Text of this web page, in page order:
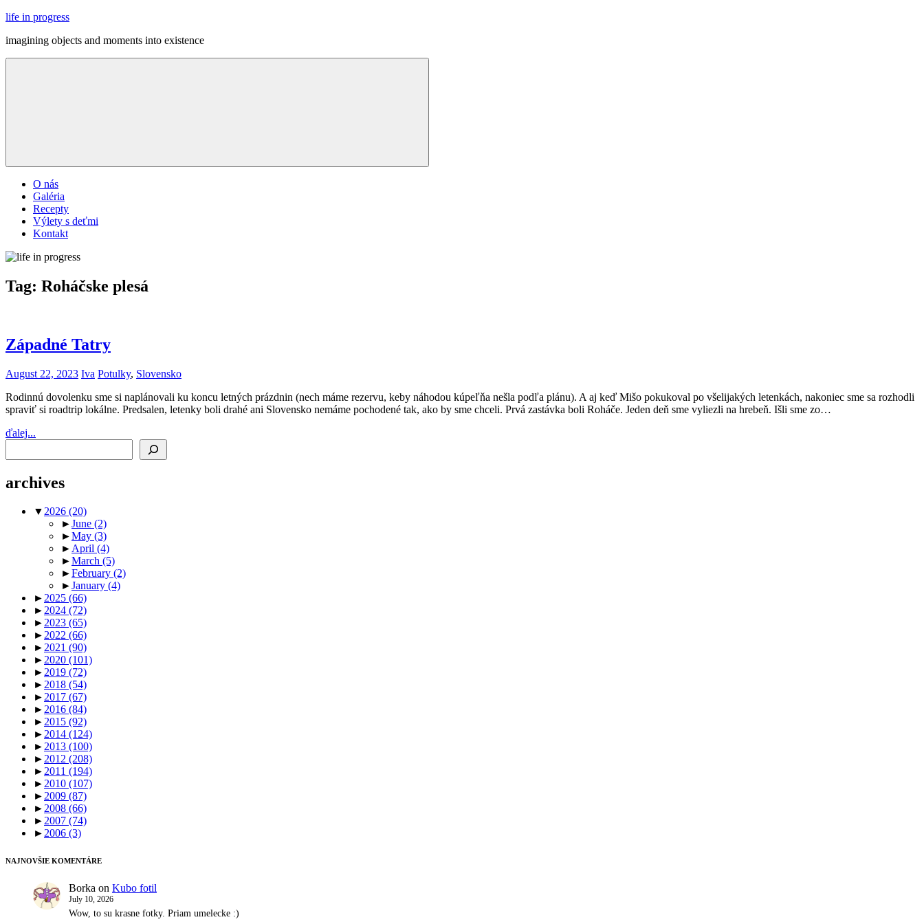
Skip
content
life in progress
imagining objects and moments into existence
Menu
O nás
Galéria
Recepty
Výlety s deťmi
Kontakt
Tag: Roháčske plesá
Západné Tatry
August 22, 2023 Iva Potulky, Slovensko
Rodinnú dovolenku sme si naplánovali ku koncu letných prázdnin (nech máme rezervu, keby náhodou kúpeľňa nešla podľa plánu). A aj keď Mišo pokukoval po všelijakých letenkách, nakoniec sme sa rozhodli
spraviť si roadtrip lokálne. Predsalen, letenky boli drahé ani Slovensko nemáme pochodené tak, ako by sme chceli. Prvá zastávka boli Roháče. Jeden deň sme vyliezli na hrebeň. Išli sme zo…
ďalej...
archives
▼2026 (20)
►June (2)
►May (3)
►April (4)
►March (5)
►February (2)
►January (4)
►2025 (66)
►2024 (72)
►2023 (65)
►2022 (66)
►2021 (90)
►2020 (101)
►2019 (72)
►2018 (54)
►2017 (67)
►2016 (84)
►2015 (92)
►2014 (124)
►2013 (100)
►2012 (208)
►2011 (194)
►2010 (107)
►2009 (87)
►2008 (66)
►2007 (74)
►2006 (3)
NAJNOVŠIE KOMENTÁRE
Borka on Kubo fotil
July 10, 2026
Wow, to su krasne fotky. Priam umelecke :)